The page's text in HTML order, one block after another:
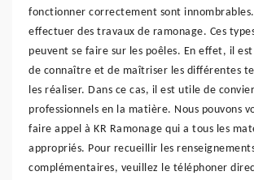
fonctionner correctement sont
effectuer des travaux de ramonage. Ces
peuvent se faire sur les poêles. En effet, il
de connaître et de maîtriser les différentes
les réaliser. Dans ce cas, il est utile de
professionnels en la matière. Nous pouvons
faire appel à KR Ramonage qui a tous les
appropriés. Pour recueillir les
complémentaires, veuillez le téléphoner